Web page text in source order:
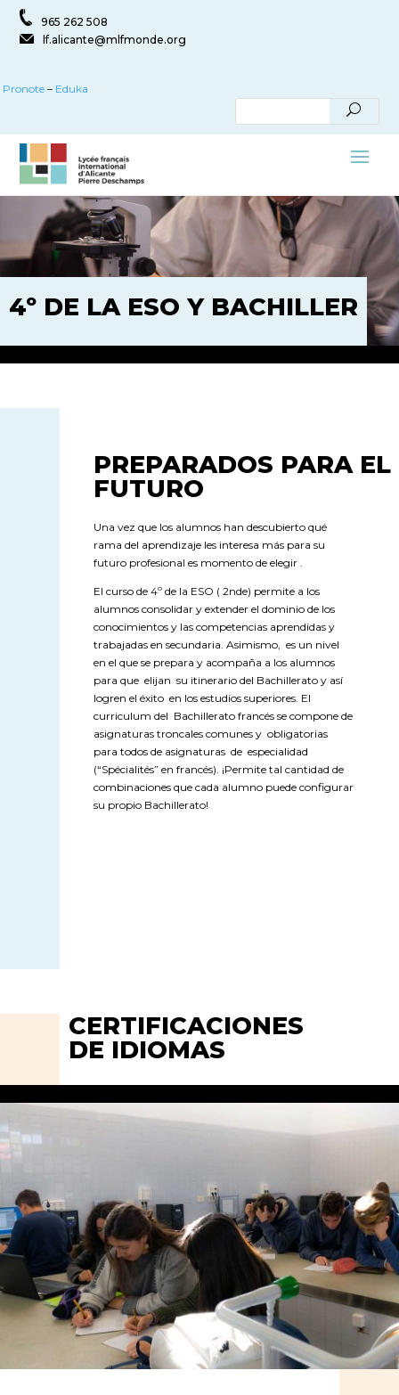
965 262 508
lf.alicante@mlfmonde.org
Pronote – Eduka
4º DE LA ESO Y BACHILLER
PREPARADOS PARA EL
FUTURO
Una vez que los alumnos han descubierto qué
rama del aprendizaje les interesa más para su
futuro profesional es momento de elegir .
El curso de 4º de la ESO ( 2nde) permite a los
alumnos consolidar y extender el dominio de los
conocimientos y las competencias aprendidas y
trabajadas en secundaria. Asimismo, es un nivel
en el que se prepara y acompaña a los alumnos
para que elijan su itinerario del Bachillerato y así
logren el éxito en los estudios superiores. El
curriculum del Bachillerato francés se compone de
asignaturas troncales comunes y obligatorias
para todos de asignaturas de especialidad
(“Spécialités” en francés). ¡Permite tal cantidad de
combinaciones que cada alumno puede configurar
su propio Bachillerato!
CERTIFICACIONES
DE IDIOMAS